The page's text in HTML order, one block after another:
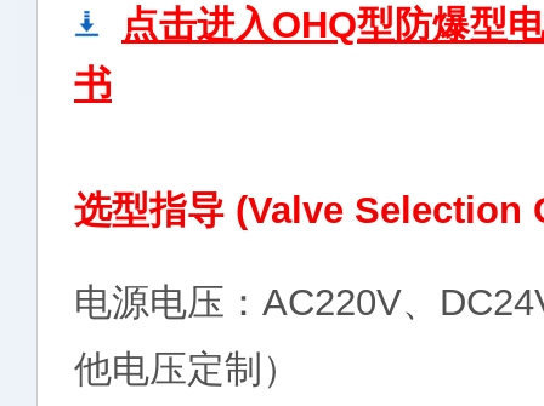
点击进入OHQ型防爆型
书
选型指导 (Valve Selection
电源电压：AC220V、
他电压定制）